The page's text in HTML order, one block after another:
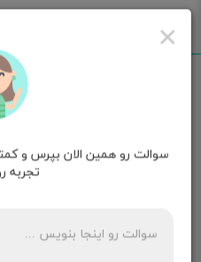
مانا قصد بارداری
×
تجربه